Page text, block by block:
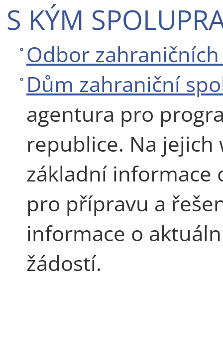
S KÝM
Odbor
Dům zahraniční
agentura pro
republice. Na
základní informace
pro přípravu a
informace o
žádostí.